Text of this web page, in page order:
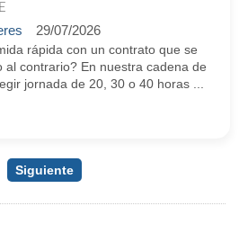
29/07/2026
rápida con un contrato que se
al contrario? En nuestra cadena de
jornada de 20, 30 o 40 horas ...
Siguiente